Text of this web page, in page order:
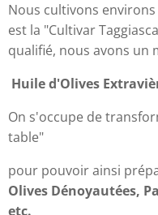
Nous cultivons
est la "Cultivar
qualifié, nous avons un
Huile d'Olives
On s'occupe de
table"
pour pouvoir ainsi
Olives Dénoyautées,
etc.